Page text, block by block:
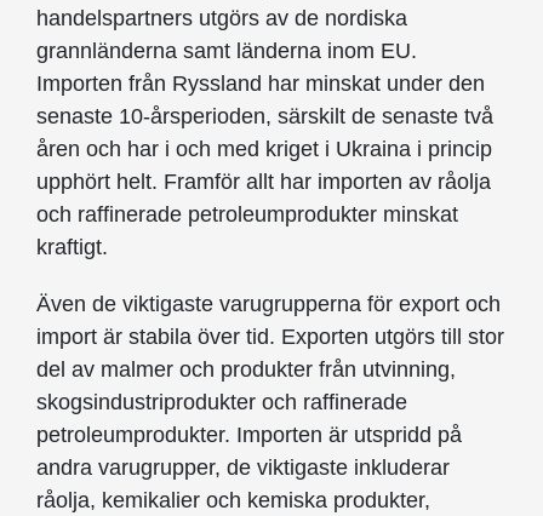
handelspartners utgörs av de nordiska
grannländerna samt länderna inom EU.
Importen från Ryssland har minskat under den
senaste 10-årsperioden, särskilt de senaste två
åren och har i och med kriget i Ukraina i princip
upphört helt. Framför allt har importen av råolja
och raffinerade petroleumprodukter minskat
kraftigt.
Även de viktigaste varugrupperna för export och
import är stabila över tid. Exporten utgörs till stor
del av malmer och produkter från utvinning,
skogsindustriprodukter och raffinerade
petroleumprodukter. Importen är utspridd på
andra varugrupper, de viktigaste inkluderar
råolja, kemikalier och kemiska produkter,